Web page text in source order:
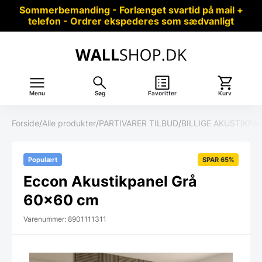
Sommerbemanding - Forlænget svartid på mail +
telefon - Ordrer ekspederes som sædvanligt
Menu Søg Favoritter Kurv
Forside/Alle produkter/PARTIVARER TILBUD/BILLIGE
Populært SPAR 65%
Eccon Akustikpanel Grå
60×60 cm
Varenummer: 8901111311